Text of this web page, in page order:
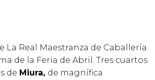
La Real Maestranza de Caballería
de la Feria de Abril. Tres cuartos
de Miura, de magnífica